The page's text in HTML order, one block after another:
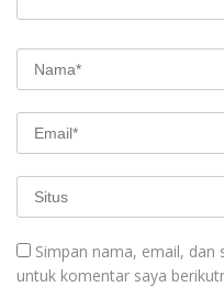
Simpan nama, email, dan
untuk komentar saya